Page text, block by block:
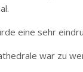
eine sehr
war zu